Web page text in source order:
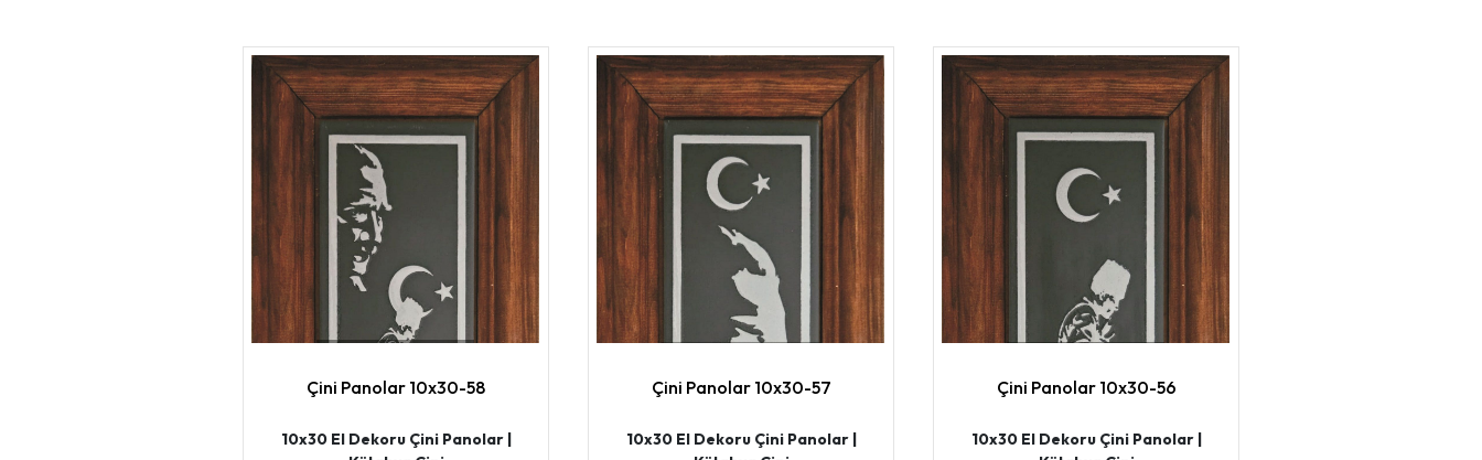
Çini Panolar 10x30-58
10x30 El Dekoru Çini Panolar |
Çini Panolar 10x30-57
10x30 El Dekoru Çini Panolar |
Çini Panolar 10x30-56
10x30 El Dekoru Çini Panolar |